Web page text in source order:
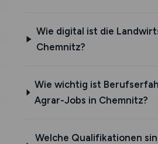
Wie digital ist die
Chemnitz?
Wie wichtig ist
Agrar-Jobs in Chemnitz?
Welche Qualifikationen